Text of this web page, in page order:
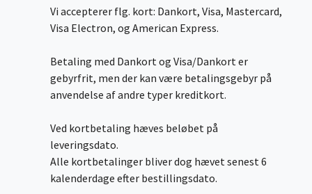
Vi accepterer flg. kort: Dankort, Visa, Mastercard,
Visa Electron, og American Express.
Betaling med Dankort og Visa/Dankort er
gebyrfrit, men der kan være betalingsgebyr på
anvendelse af andre typer kreditkort.
Ved kortbetaling hæves beløbet på
leveringsdato.
Alle kortbetalinger bliver dog hævet senest 6
kalenderdage efter bestillingsdato.